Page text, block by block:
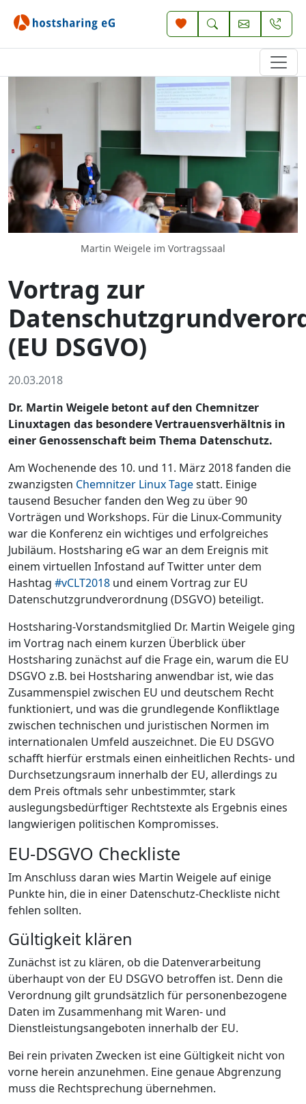
Martin Weigele im Vortragssaal
Vortrag zur
(EU DSGVO)
20.03.2018
Dr. Martin Weigele betont auf den Chemnitzer
Linuxtagen das besondere Vertrauensverhältnis in
einer Genossenschaft beim Thema Datenschutz.
Am Wochenende des 10. und 11. März 2018 fanden die
zwanzigsten Chemnitzer Linux Tagestatt. Einige
tausend Besucher fanden den Weg zu über 90
Vorträgen und Workshops. Für die Linux-Community
war die Konferenz ein wichtiges und erfolgreiches
Jubiläum. Hostsharing eG war an dem Ereignis mit
einem virtuellen Infostand auf Twitter unter dem
Hashtag #vCLT2018 und einem Vortrag zur EU
Datenschutzgrundverordnung (DSGVO) beteiligt.
Hostsharing-Vorstandsmitglied Dr. Martin Weigele ging
im Vortrag nach einem kurzen Überblick über
Hostsharing zunächst auf die Frage ein, warum die EU
DSGVO z.B. bei Hostsharing anwendbar ist, wie das
Zusammenspiel zwischen EU und deutschem Recht
funktioniert, und was die grundlegende Konfliktlage
zwischen technischen und juristischen Normen im
internationalen Umfeld auszeichnet. Die EU DSGVO
schafft hierfür erstmals einen einheitlichen Rechts- und
Durchsetzungsraum innerhalb der EU, allerdings zu
dem Preis oftmals sehr unbestimmter, stark
auslegungsbedürftiger Rechtstexte als Ergebnis eines
langwierigen politischen Kompromisses.
EU-DSGVO Checkliste
Im Anschluss daran wies Martin Weigele auf einige
Punkte hin, die in einer Datenschutz-Checkliste nicht
fehlen sollten.
Gültigkeit klären
Zunächst ist zu klären, ob die Datenverarbeitung
überhaupt von der EU DSGVO betroffen ist. Denn die
Verordnung gilt grundsätzlich für personenbezogene
Daten im Zusammenhang mit Waren- und
Dienstleistungsangeboten innerhalb der EU.
Bei rein privaten Zwecken ist eine Gültigkeit nicht von
vorne herein anzunehmen. Eine genaue Abgrenzung
muss die Rechtsprechung übernehmen.